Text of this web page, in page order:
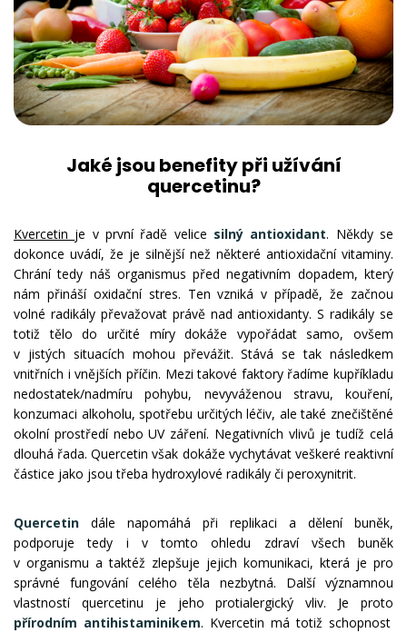
Jaké jsou benefity při užívání
quercetinu?
Kvercetin je v první řadě velice silný antioxidant. Někdy se
dokonce uvádí, že je silnější než některé antioxidační vitaminy.
Chrání tedy náš organismus před negativním dopadem, který
nám přináší oxidační stres. Ten vzniká v případě, že začnou
volné radikály převažovat právě nad antioxidanty. S radikály se
totiž tělo do určité míry dokáže vypořádat samo, ovšem
v jistých situacích mohou převážit. Stává se tak následkem
vnitřních i vnějších příčin. Mezi takové faktory řadíme kupříkladu
nedostatek/nadmíru pohybu, nevyváženou stravu, kouření,
konzumaci alkoholu, spotřebu určitých léčiv, ale také znečištěné
okolní prostředí nebo UV záření. Negativních vlivů je tudíž celá
dlouhá řada. Quercetin však dokáže vychytávat veškeré reaktivní
částice jako jsou třeba hydroxylové radikály či peroxynitrit.
Quercetin dále napomáhá při replikaci a dělení buněk,
podporuje tedy i v tomto ohledu zdraví všech buněk
v organismu a taktéž zlepšuje jejich komunikaci, která je pro
správné fungování celého těla nezbytná. Další významnou
vlastností quercetinu je jeho protialergický vliv. Je proto
přírodním antihistaminikem. Kvercetin má totiž schopnost